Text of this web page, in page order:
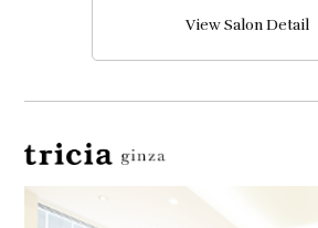
View Salon Detail